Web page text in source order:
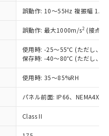
誤動作: 10～55Hz 複振幅
誤動作: 最大1000m/s2 (接点
使用時: -25～55℃ (ただし、氷
保存時: -40～80℃ (ただし、氷
使用時: 35～85%RH
パネル前面: IP66、NEMA4X,
Class II
よび標準価格はお客
たはお客様担当のオ
売店・当社販売員に
販売店や当社販売拠
ワーク
」をご確認
準価格結果を当社の
いします。
品リスト作成サー
だくには、I-Web
されている必要が
以下、フタル酸ジブチル
ル酸ジイソブチル
および制御機器に対する
ついては閾値を超える意
ています。
などにより、予定
ます。
、 DIBP(フタル酸ジ
フタル酸ブチルベンジ
質）のすべてが基
します。
下において有害物
境に深刻な影響を
ます。
、違法に輸出されな
を講じます。
核兵器、ミサイ
物兵器またはその他
の製造装置等に一切
を第三者に販売する
および3の内容を当
ます。また当社は、
に係わる関係者が違
がある場合は、取
の在庫状況につ
様のお取引先、ま
当のオムロン制御
当社販売員にご確
、また在庫状況の
ていない機種